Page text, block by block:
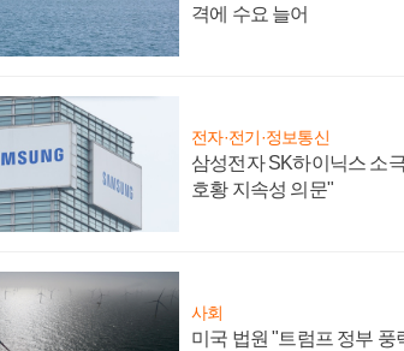
격에 수요 늘어
전자·전기·정보통신
삼성전자 SK하이닉스 소
호황 지속성 의문"
사회
미국 법원 "트럼프 정부 풍